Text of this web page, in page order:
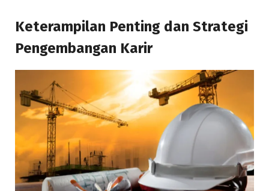
Keterampilan Penting dan Strategi
Pengembangan Karir